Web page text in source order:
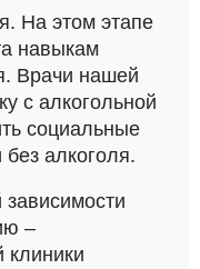
На этом этапе
навыкам
Врачи нашей
с алкогольной
социальные
без алкоголя.
–